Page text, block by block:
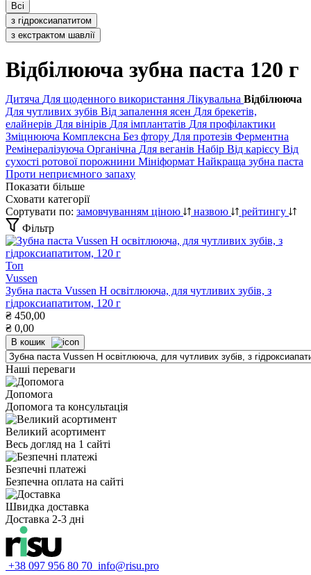
Всі
з гідроксиапатитом
з екстрактом шавлії
Відбілююча зубна паста 120 г
Дитяча Для щоденного використання Лікувальна Відбілююча
Для чутливих зубів Від запалення ясен Для брекетів,
елайнерів Для вінірів Для імплантатів Для профілактики
Зміцнююча Комплексна Без фтору Для протезів Ферментна
Ремінералізуюча Органічна Для веганів Набір Від карієсу Від
сухості ротової порожнини Мініформат Найкраща зубна паста
Проти неприємного запаху
Показати більше
Сховати категорії
Сортувати по: замовчуванням ціною назвою
рейтингу
Фільтр
Топ
Vussen
Зубна паста Vussen H освітлююча, для чутливих зубів, з
гідроксиапатитом, 120 г
₴ 450,00
₴ 0,00
В кошик
Наші переваги
Допомога
Допомога та консультація
Великий асортимент
Весь догляд на 1 сайті
Безпечні платежі
Безпечна оплата на сайті
Швидка доставка
Доставка 2-3 дні
+38 097 956 80 70 info@risu.pro